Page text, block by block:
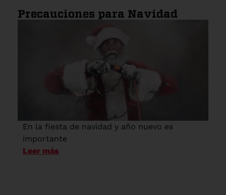
Precauciones para Navidad
En la fiesta de navidad y año nuevo es
importante
Leer más